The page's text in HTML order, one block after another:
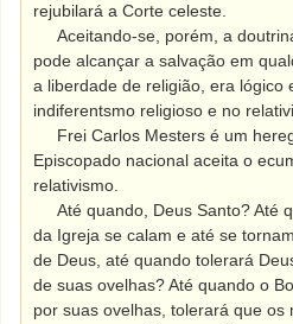
rejubilará a Corte celeste.
Aceitando-se, porém, a
pode alcançar a salvação em
a liberdade de religião, era lógico
indiferentsmo religioso e no
Frei Carlos Mesters é um
Episcopado nacional aceita o
relativismo.
Até quando, Deus Santo? Até
da Igreja se calam e até se
de Deus, até quando tolerará
de suas ovelhas? Até quando o
por suas ovelhas, tolerará que os